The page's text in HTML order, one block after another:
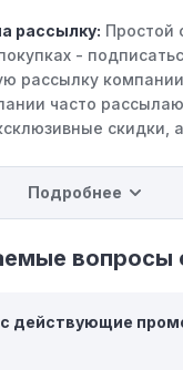
рассылку: Простой
-
рассылку
часто
скидки,
есть программы
баллы и
во время
такими как
Подробнее
вопросы
действующие